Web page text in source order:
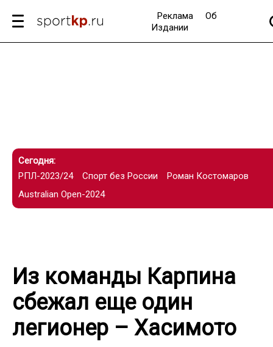
Реклама
Об
Издании
Сегодня:
РПЛ-2023/24
Спорт без России
Роман Костомаров
Australian Open-2024
Из команды Карпина
сбежал еще один
легионер – Хасимото